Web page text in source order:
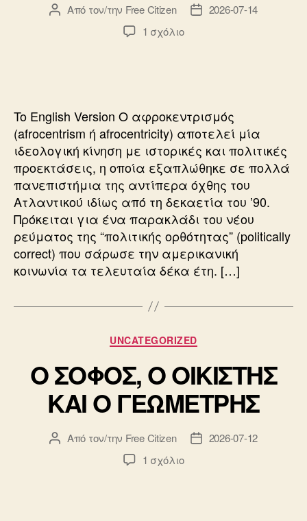
Συντάκτης
Από τον/την Free Citizen
Ημ.2026-07-14
1 σχόλιοστο
To English Version Ο αφροκεντρισμός
(afrocentrism ή afrocentricity) αποτελεί μία
ιδεολογική κίνηση με ιστορικές και πολιτικές
προεκτάσεις, η οποία εξαπλώθηκε σε πολλά
πανεπιστήμια της αντίπερα όχθης του
Ατλαντικού ιδίως από τη δεκαετία του ’90.
Πρόκειται για ένα παρακλάδι του νέου
ρεύματος της “πολιτικής ορθότητας” (politically
correct) που σάρωσε την αμερικανική
κοινωνία τα τελευταία δέκα έτη. […]
Κατηγορίες
UNCATEGORIZED
Ο ΣΟΦΟΣ, Ο ΟΙΚΙΣΤΗΣ
ΚΑΙ Ο ΓΕΩΜΕΤΡΗΣ
Συντάκτης
Από τον/την Free Citizen
Ημ.2026-07-12
1 σχόλιοστο